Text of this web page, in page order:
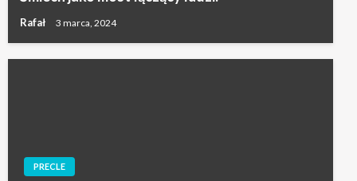
Rafał 3 marca, 2024
PRECLE